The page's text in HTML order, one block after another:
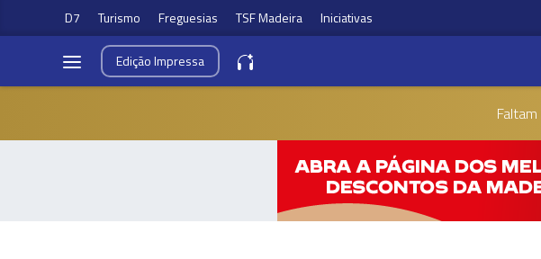
D7 Turismo Freguesias TSF Madeira Iniciativas
EdiçãoImpressa
Faltam